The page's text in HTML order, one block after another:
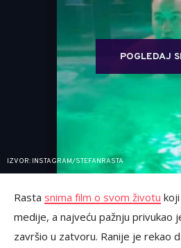
POGLEDAJ
IZVOR: INSTAGRAM/STEFANRASTA
Rasta snima film o svom životu
medije, a najveću pažnju privukao
završio u zatvoru. Ranije je rekao